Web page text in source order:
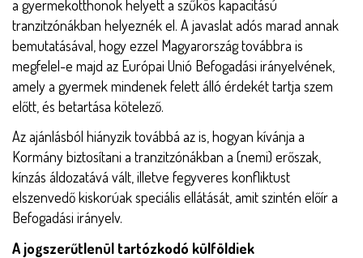
a gyermekotthonok helyett a szűkös kapacitású
tranzitzónákban helyeznék el. A javaslat adós marad annak
bemutatásával, hogy ezzel Magyarország továbbra is
megfelel-e majd az Európai Unió Befogadási irányelvének,
amely a gyermek mindenek felett álló érdekét tartja szem
előtt, és betartása kötelező.
Az ajánlásból hiányzik továbbá az is, hogyan kívánja a
Kormány biztosítani a tranzitzónákban a (nemi) erőszak,
kínzás áldozatává vált, illetve fegyveres konfliktust
elszenvedő kiskorúak speciális ellátását, amit szintén előír a
Befogadási irányelv.
A jogszerűtlenül tartózkodó külföldiek